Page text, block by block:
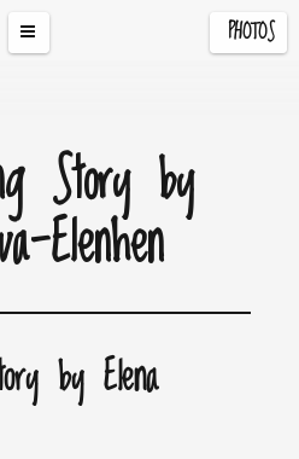
PHOTOS
Story by
Elenhen
by Elena